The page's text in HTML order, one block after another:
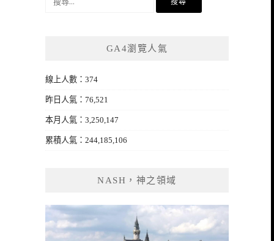
GA4瀏覽人氣
線上人數：374
昨日人氣：76,521
本月人氣：3,250,147
累積人氣：244,185,106
NASH，神之領域